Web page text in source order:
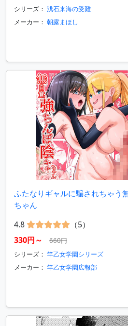
シリーズ： 浅石来海の受難
メーカー： 朝露まほし
ふたなりギャルに騙されちゃう
ちゃん
4.8
（5）
330円～
660円
シリーズ： 竿乙女学園シリーズ
メーカー： 竿乙女学園広報部